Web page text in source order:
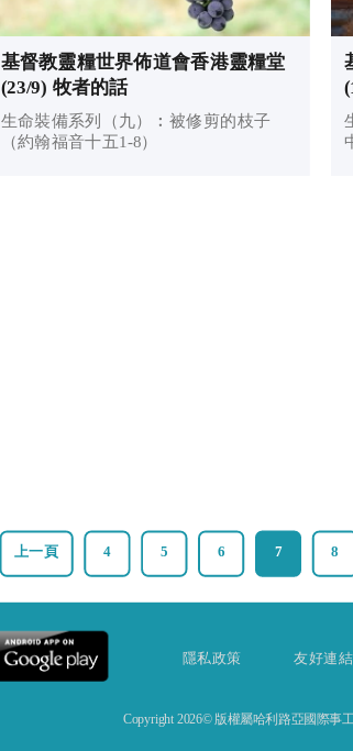
基督教靈糧世界佈道會香港靈糧堂
(23/9) 牧者的話
生命裝備系列（九）︰被修剪的枝子
（約翰福音十五1-8）
上一頁 4 5 6 7 8
隱私政策 友好連結
Copyright 2026© 版權屬哈利路亞國際事